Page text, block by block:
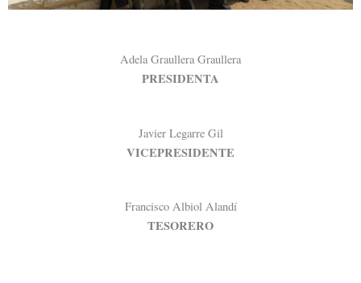
Adela Graullera Graullera
PRESIDENTA
Javier Legarre Gil
VICEPRESIDENTE
Francisco Albiol Alandí
TESORERO